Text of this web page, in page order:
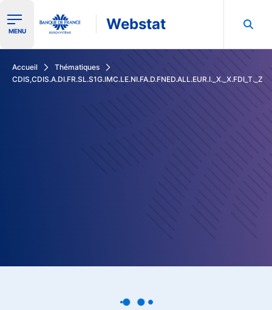
Ouvrir le menu de navigation
MENU Webstat
Accueil
Thématiques
CDIS,CDIS.A.DI.FR.SL.S1G.IMC.LE.NI.FA.D.FNED.ALL.EUR.I._X._X.FDI_T._Z